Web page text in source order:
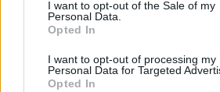
I want to opt-out of the Sale of my
Personal Data.
Opted In
I want to opt-out of processing my
Personal Data for Targeted
Opted In
gyűjteménye
Elyna Robbs: Adéle
13. rész